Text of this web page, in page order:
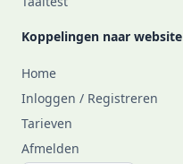
Koppelingen naar website
Home
Inloggen / Registreren
Tarieven
Afmelden